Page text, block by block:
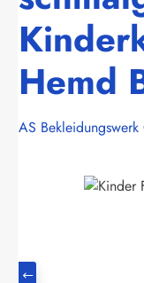
Hemd
AS
Bildergalerie